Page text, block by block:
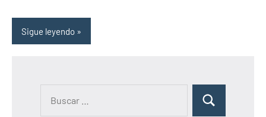
Sigue leyendo
B